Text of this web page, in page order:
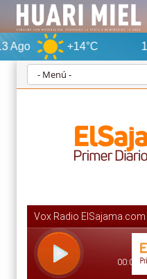
+14°C 14 Ago